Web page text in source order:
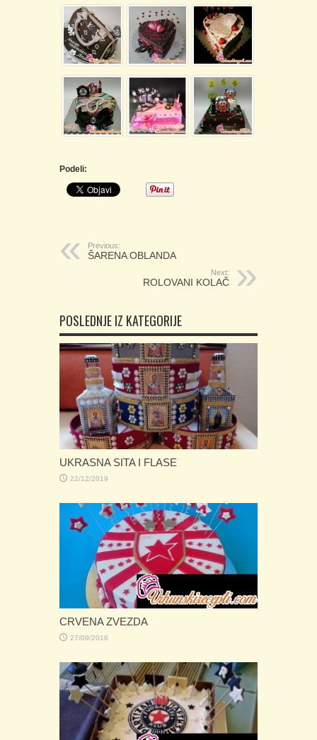
Podeli:
Previous:
ŠARENA OBLANDA
Next:
ROLOVANI KOLAČ
POSLEDNJE IZ KATEGORIJE
UKRASNA SITA I FLASE
22/12/2019
CRVENA ZVEZDA
27/09/2016